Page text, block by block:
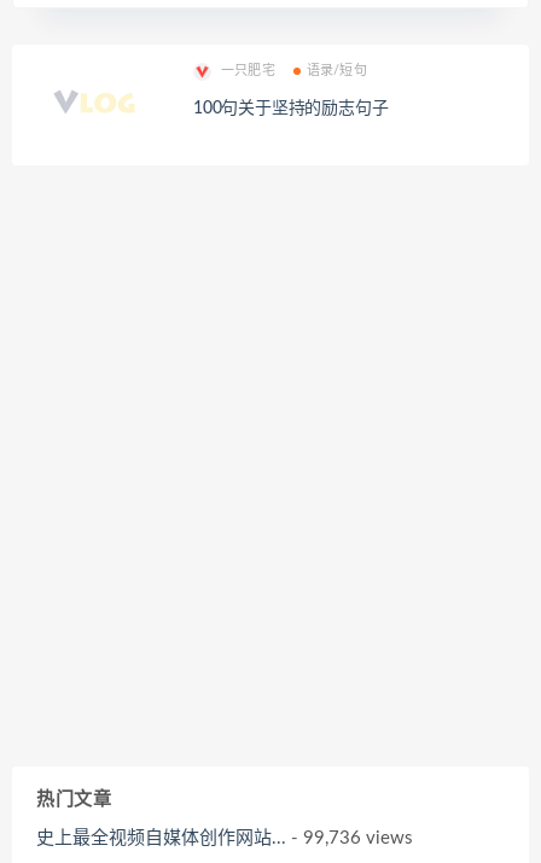
一只肥宅 语录/短句
100句关于坚持的励志句子
热门文章
史上最全视频自媒体创作网站... - 99,736 views